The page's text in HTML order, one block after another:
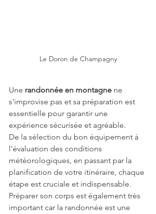
Le Doron de Champagny
Une randonnée en montagne ne
s'improvise pas et sa préparation est
essentielle pour garantir une
expérience sécurisée et agréable.
De la sélection du bon équipement à
l'évaluation des conditions
météorologiques, en passant par la
planification de votre itinéraire, chaque
étape est cruciale et indispensable.
Préparer son corps est également très
important car la randonnée est une